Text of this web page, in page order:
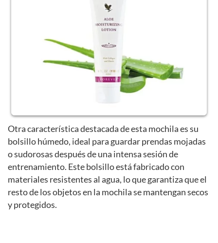
Otra característica destacada de esta mochila es su
bolsillo húmedo, ideal para guardar prendas mojadas
o sudorosas después de una intensa sesión de
entrenamiento. Este bolsillo está fabricado con
materiales resistentes al agua, lo que garantiza que el
resto de los objetos en la mochila se mantengan secos
y protegidos.